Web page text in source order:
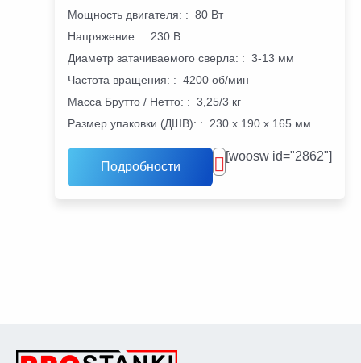
Мощность двигателя: : 80 Вт
Напряжение: :
230 В
Диаметр затачиваемого сверла: : 3-13 мм
Частота вращения: : 4200 об/мин
Масса Брутто / Нетто: : 3,25/3 кг
Размер упаковки (ДШВ): : 230 х 190 х 165 мм
Подробности
[woosw id="2862"]